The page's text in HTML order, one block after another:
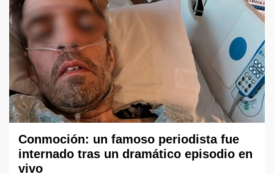
Conmoción: un famoso periodista fue
internado tras un dramático episodio en
vivo